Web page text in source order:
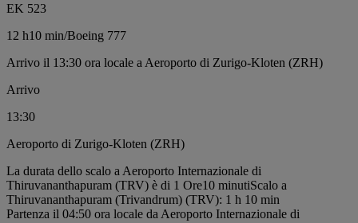
EK 523
12 h10 min/Boeing 777
Arrivo il 13:30 ora locale a Aeroporto di Zurigo-Kloten (ZRH)
Arrivo
13:30
Aeroporto di Zurigo-Kloten (ZRH)
La durata dello scalo a Aeroporto Internazionale di
Thiruvananthapuram (TRV) è di 1 Ore10 minutiScalo a
Thiruvananthapuram (Trivandrum) (TRV): 1 h 10 min
Partenza il 04:50 ora locale da Aeroporto Internazionale di